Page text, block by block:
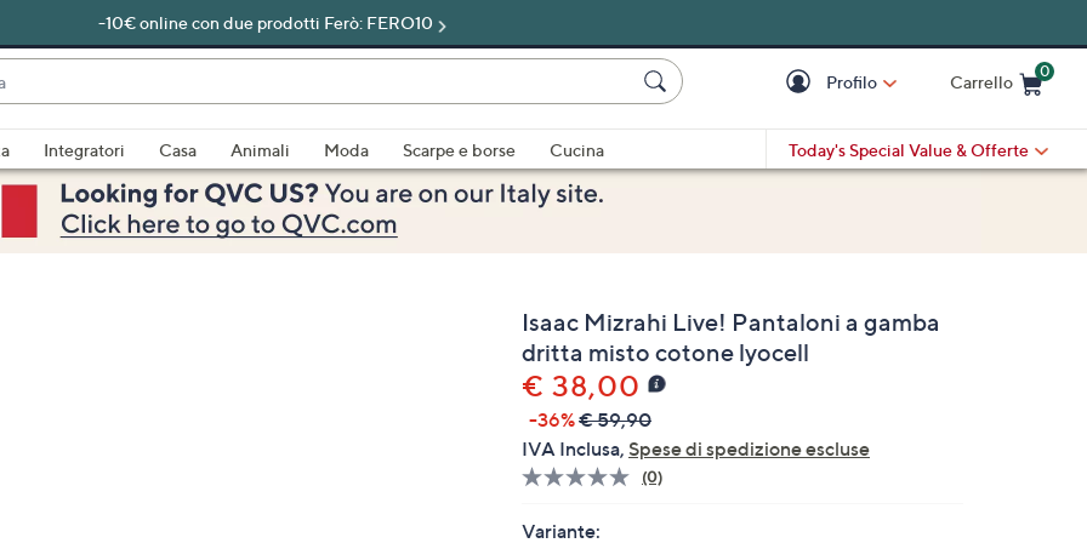
-10€ online con due prodotti Ferò: FERO10
Profilo Carrello
0
Integratori Casa Animali Moda Scarpe e borse
Cucina
Today's Special Value & Offerte
Isaac Mizrahi Live! Pantaloni a gamba
dritta misto cotone lyocell
€ 38,00
-36%€ 59,90
IVA Inclusa, Spese di spedizione escluse
Nessuna
(0)
Variante: